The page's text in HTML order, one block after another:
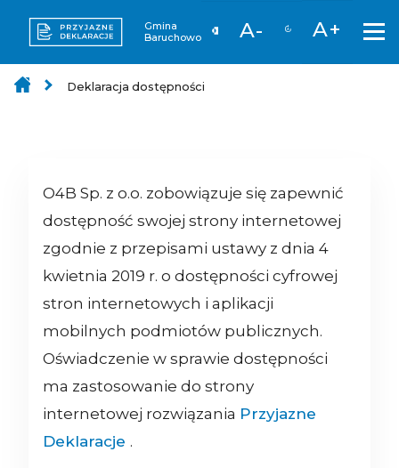
Gmina
Baruchowo
A- A+
Deklaracja dostępności
O4B Sp. z o.o. zobowiązuje się zapewnić
dostępność swojej strony internetowej
zgodnie z przepisami ustawy z dnia 4
kwietnia 2019 r. o dostępności cyfrowej
stron internetowych i aplikacji
mobilnych podmiotów publicznych.
Oświadczenie w sprawie dostępności
ma zastosowanie do strony
internetowej rozwiązania Przyjazne
Deklaracje .